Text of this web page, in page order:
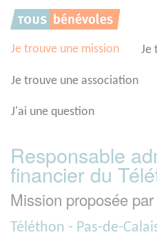
Je trouve une mission Je
Je trouve une association
J'ai une question
Responsable
financier du
Mission proposée par
Téléthon - Pas-de-
Panneau de gestion des cookies